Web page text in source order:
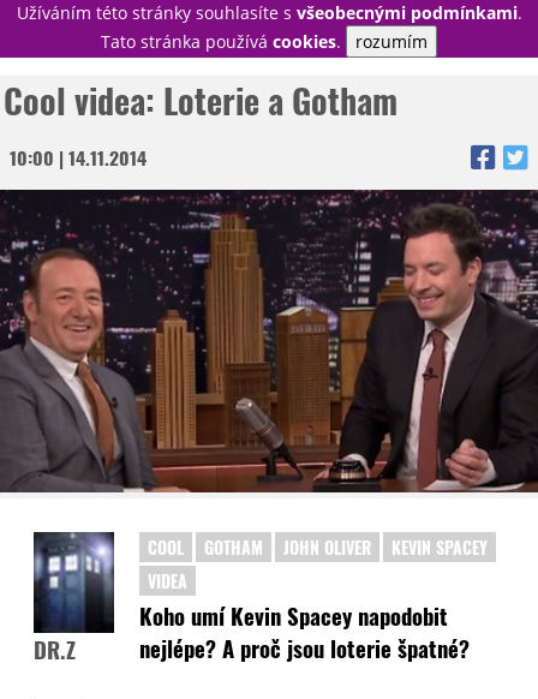
Užíváním této stránky souhlasíte s všeobecnými podmínkami.
Tato stránka používá cookies. rozumím
PŘIHLÁSIT
NOVINKY
TÉMATA
RECENZE
EPIZODY
KULT
TRAILERY
GALERIE
DISKUZE
STATISTIKY
TIRÁŽ
Cool videa: Loterie a Gotham
10:00 | 14.11.2014
DR.Z
COOL GOTHAM JOHN OLIVER
KEVIN SPACEY
VIDEA
Koho umí Kevin Spacey napodobit
nejlépe? A proč jsou loterie špatné?